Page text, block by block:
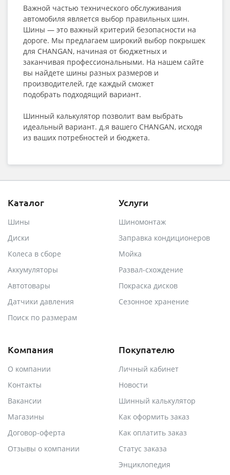
Важной частью технического обслуживания
автомобиля является выбор правильных шин.
Шины — это важный критерий безопасности на
дороге. Мы предлагаем широкий выбор покрышек
для CHANGAN, начиная от бюджетных и
заканчивая профессиональными. На нашем сайте
вы найдете шины разных размеров и
производителей, где каждый сможет
подобрать подходящий вариант.
Шинный калькулятор позволит вам выбрать
идеальный вариант. д.я вашего CHANGAN, исходя
из ваших потребностей и бюджета.
Каталог
Шины
Диски
Колеса в сборе
Аккумуляторы
Автотовары
Датчики давления
Поиск по размерам
Услуги
Шиномонтаж
Заправка кондиционеров
Мойка
Развал-схождение
Покраска дисков
Сезонное хранение
Компания
О компании
Контакты
Вакансии
Магазины
Договор-оферта
Отзывы о компании
Покупателю
Личный кабинет
Новости
Шинный калькулятор
Как оформить заказ
Как оплатить заказ
Статус заказа
Энциклопедия